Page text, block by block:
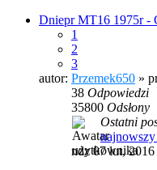
Dniepr MT16 1975r -
1
2
3
autor: Przemek650 »
38 Odpowiedzi
35800 Odsłony
Ostatni
ndz 07 lut, 2016